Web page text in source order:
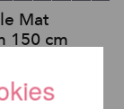
Mat
150 cm
exkl.